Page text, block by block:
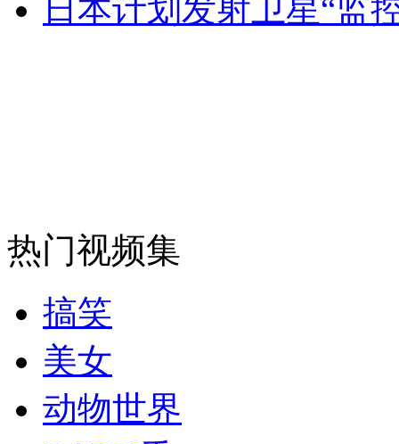
纽约上演“枕头大战”
司机酒驾遇交警 急速倒车逃窜
日本计划发射卫星“监
热门视频集
搞笑
美女
动物世界